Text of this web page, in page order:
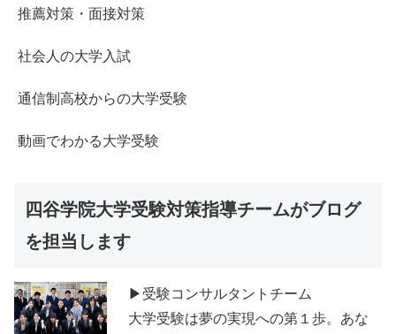
推薦対策・面接対策
社会人の大学入試
通信制高校からの大学受験
動画でわかる大学受験
四谷学院大学受験対策指導チームがブログ
を担当します
▶受験コンサルタントチーム
大学受験は夢の実現への第１歩。あな